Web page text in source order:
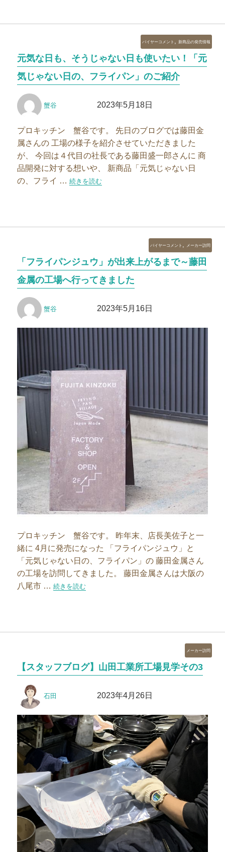
元気な日も、そうじゃない日も使いたい！「元
気じゃない日の、フライパン」のご紹介
稿蟹谷稿
2023年5月18日
カ
テ
ゴ
ー
バイヤーコメント , 新商品の発売情報
プロキッチン 蟹谷です。 先日のブログでは藤田金
属さんの 工場の様子を紹介させていただきました
が、 今回は４代目の社長である藤田盛一郎さんに 商
品開発に対する想いや、 新商品「元気じゃない日
の、フライ …“元気な日も、そうじゃない日も使いたい！「元気じ
続きを読む
「フライパンジュウ」が出来上がるまで～藤田
金属の工場へ行ってきました
稿蟹谷稿
2023年5月16日
カ
テ
ゴ
バイヤーコメント メーカー訪問
プロキッチン 蟹谷です。 昨年末、店長美佐子と一
緒に 4月に発売になった 「フライパンジュウ」と
「元気じゃない日の、フライパン」の 藤田金属さん
の工場を訪問してきました。 藤田金属さんは大阪の
八尾市 …“「フライパンジュウ」が出来上がるまで～藤田金属の工
続きを読む
【スタッフブログ】山田工業所工場見学その3
稿
石田 2023年4月26日
カ
テ
ゴ
メーカー訪問